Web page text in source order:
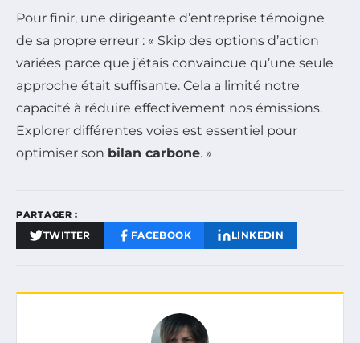
Pour finir, une dirigeante d’entreprise témoigne
de sa propre erreur : « Skip des options d’action
variées parce que j’étais convaincue qu’une seule
approche était suffisante. Cela a limité notre
capacité à réduire effectivement nos émissions.
Explorer différentes voies est essentiel pour
optimiser son bilan carbone. »
PARTAGER :
TWITTER FACEBOOK LINKEDIN